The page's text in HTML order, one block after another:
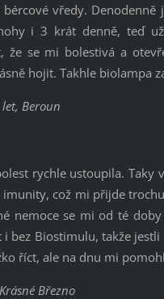
vředy. Denodenně
i 3 krát denně, teď
že se mi bolestivá a
hojit. Takhle biolampa
let, Beroun
rychle ustoupila. Taky
imunity, což mi přijde
nemoce se mi od té
bez Biostimulu, takže
říct, ale na dnu mi
Březno